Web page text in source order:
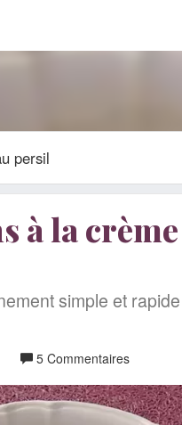
persil
à la
simple et
5 Commentaires